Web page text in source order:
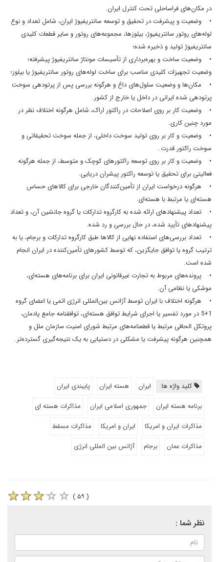
در مکان‌های فراساحلی تحت کنترل ایران.
• وضعیت و پیشرفت در تحقیق و توسعه سانتریفیوژ ایران، شامل تعداد و نوع
لوله‌های روتور سانتریفیوژ، بیلوزها، مجموعه‌های روتور و سایر قطعات کلیدی
سانتریفیوژ تولید و ذخیره شده؛
• وضعیت ساخت و بهره‌برداری از تأسیسات مونتاژ سانتریفیوژ پیشرفته؛
وضعیت تجهیزات کلیدی مناسب برای ساخت لوله‌های روتور سانتریفیوژ یا بیلوز؛
• مکان‌ها و وضعیت سلول‌های داغ و هرگونه بررسی پس از پرتودهی سوخت
پرتودهی شده ایرانی در داخل یا خارج از کشور.
• وضعیت کار بر روی اصلاحات در راکتور اراک، شامل هرگونه اختلاف نظر در
مورد چنین کاری.
• وضعیت و کار بر روی تولید سوخت داخلی، از جمله سوخت تحقیقاتی و
سوخت راکتور قدرت.
• وضعیت و کار بر روی توسعه راکتورهای کوچک و متوسط، از جمله هرگونه
فعالیتی برای تحقیق یا توسعه راکتور پیشران دریایی.
• هرگونه درخواست ایران از تأمین‌کنندگان خارجی برای کالاهای حساس
هسته‌ای یا مرتبط با هسته‌ای.
• تعداد پیشنهادهای ارائه شده به کارگروه تدارکات یا گروه جانشین آن، و تعداد
پیشنهادهای تأیید شده، در حال بررسی و رد شده.
• تعداد بررسی‌های استفاده نهایی از کالاها طبق کارگروه تدارکات و برجام، یا به
ترتیب گروه یا توافق جایگزین، که توسط کشورهای تأمین‌کننده در ایران انجام
شده است.
• پرونده‌های مربوط به تجارت غیرقانونی ایران برای برنامه‌های هسته‌ای،
موشکی یا نظامی آن.
• هرگونه اختلاف با ایران توسط آژانس بین‌المللی انرژی اتمی یا اعضای گروه
1+5 در مورد تفسیر یا اجرای شرایط توافق هسته‌ای، توافقنامه جامع پادمان،
پروتکل الحاقی مرتبط یا قطعنامه‌های مرتبط شورای امنیت سازمان ملل و
همچنین هرگونه پیشرفت یا مشکلی در دستیابی به یک نتیجه‌گیری گسترده‌تر.
کلید واژه ها: ایران هسته ایران
پایبندی ایران
برنامه هسته ایران
جمهوری اسلامی ایران
مذاکرات هسته ای
مذاکرات ایران و امریکا
ایران و امریکا
مذاکرات مسقط
مذاکرات عمان
برجام آژانس بین المللی انرژی
( ۵۹ )
نظر شما :